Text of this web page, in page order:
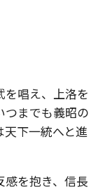
唱え、上洛を
つまでも義昭の
下一統へと進
を抱き、信長